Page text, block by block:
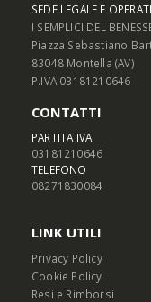
SEDE LEGALE E
I SEMPLICI DEL
Piazza Sebastiano
83048 Montella (AV)
P.IVA 03181210646
CONTATTI
PARTITA IVA
03181210646
TELEFONO
08271830084
LINK UTILI
Privacy Policy
Cookie Policy
Resi e Rimborsi